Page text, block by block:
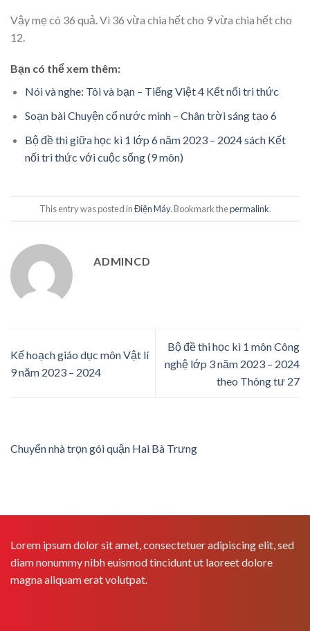
Vậy mẹ có 36 quả. Vì 36 vừa chia hết cho 9 vừa chia hết cho
12.
Bạn có thể xem thêm:
Nói và nghe: Tôi và bạn – Tiếng Việt 4 Kết nối tri thức
Soạn bài Chuyện cổ nước mình – Chân trời sáng tạo 6
Bộ đề thi giữa học kì 1 lớp 6 năm 2023 – 2024 sách Kết
nối tri thức với cuộc sống (9 môn)
This entry was posted inĐiện Máy. Bookmark thepermalink.
ADMINCD
Kế hoạch giáo dục môn Vật lí
9 năm 2023 – 2024
Bộ đề thi học kì 1 môn Công
nghệ lớp 3 năm 2023 – 2024
theo Thông tư 27
Chuyển nhà trọn gói quận Hai Bà Trưng
Lorem ipsum dolor sit amet, consectetuer adipiscing elit, sed
diam nonummy nibh euismod tincidunt ut laoreet dolore
magna aliquam erat volutpat.